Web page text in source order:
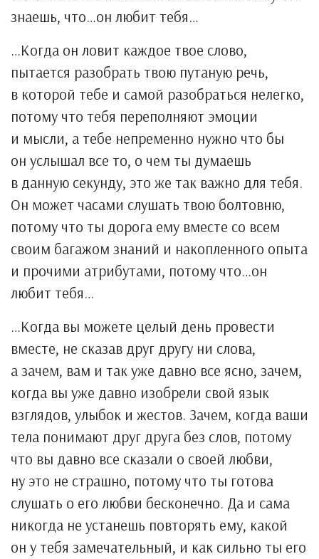
знаешь, что…он любит тебя…
…Когда он ловит каждое твое слово,
пытается разобрать твою путаную речь,
в которой тебе и самой разобраться нелегко,
потому что тебя переполняют эмоции
и мысли, а тебе непременно нужно что бы
он услышал все то, о чем ты думаешь
в данную секунду, это же так важно для тебя.
Он может часами слушать твою болтовню,
потому что ты дорога ему вместе со всем
своим багажом знаний и накопленного опыта
и прочими атрибутами, потому что…он
любит тебя…
…Когда вы можете целый день провести
вместе, не сказав друг другу ни слова,
а зачем, вам и так уже давно все ясно, зачем,
когда вы уже давно изобрели свой язык
взглядов, улыбок и жестов. Зачем, когда ваши
тела понимают друг друга без слов, потому
что вы давно все сказали о своей любви,
ну это не страшно, потому что ты готова
слушать о его любви бесконечно. Да и сама
никогда не устанешь повторять ему, какой
он у тебя замечательный, и как сильно ты его